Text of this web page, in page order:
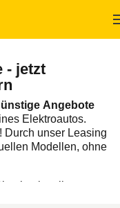
- jetzt
Angebote
Elektroautos.
Durch unser Leasing
Modellen, ohne
ein aktuelles